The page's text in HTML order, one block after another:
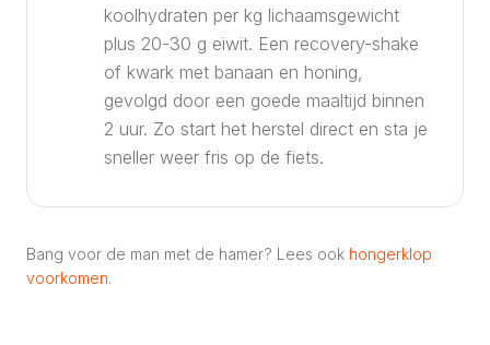
koolhydraten per kg lichaamsgewicht
plus 20-30 g eiwit. Een recovery-shake
of kwark met banaan en honing,
gevolgd door een goede maaltijd binnen
2 uur. Zo start het herstel direct en sta je
sneller weer fris op de fiets.
Bang voor de man met de hamer? Lees ook hongerklop
voorkomen.